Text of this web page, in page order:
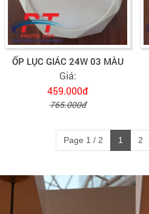
ỐP LỤC GIÁC 24W 03 MÀU
Giá:
459.000đ
765.000đ
Page 1 / 2 1 2